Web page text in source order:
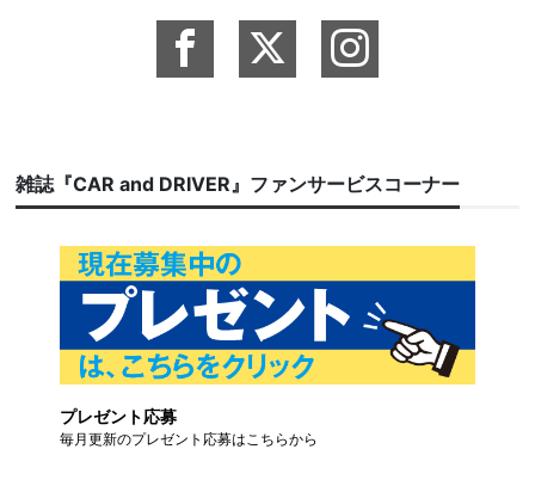
雑誌『CAR and DRIVER』ファンサービスコーナー
プレゼント応募
毎月更新のプレゼント応募はこちらから